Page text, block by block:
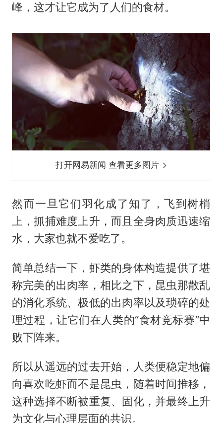
峰，这才让它成为了人们的食材。
打开网易新闻 查看更多图片
然而一旦它们羽化成了知了，飞到树梢
上，抓捕难度上升，而且全身肉质迅速缩
水，大家也就不爱吃了。
简单总结一下，虾类的身体构造提供了堪
称完美的出肉率，相比之下，昆虫那散乱
的消化系统、极低的出肉率以及琐碎的处
理过程，让它们在人类的“食材竞标赛”中
败下阵来。
所以从遥远的过去开始，人类便稳定地偏
向喜欢吃虾而不是昆虫，随着时间推移，
这种选择不断被重复、固化，并最终上升
为文化与心理层面的共识。